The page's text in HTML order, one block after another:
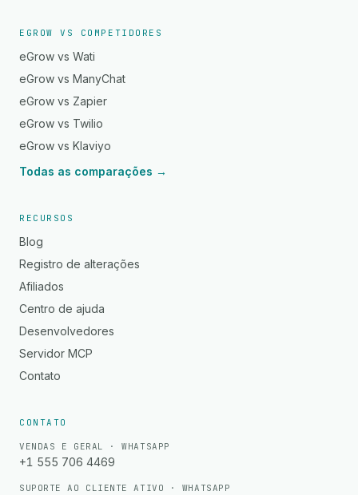
EGROW VS COMPETIDORES
eGrow vs Wati
eGrow vs ManyChat
eGrow vs Zapier
eGrow vs Twilio
eGrow vs Klaviyo
Todas as comparações →
RECURSOS
Blog
Registro de alterações
Afiliados
Centro de ajuda
Desenvolvedores
Servidor MCP
Contato
CONTATO
VENDAS E GERAL · WHATSAPP
+1 555 706 4469
SUPORTE AO CLIENTE ATIVO · WHATSAPP